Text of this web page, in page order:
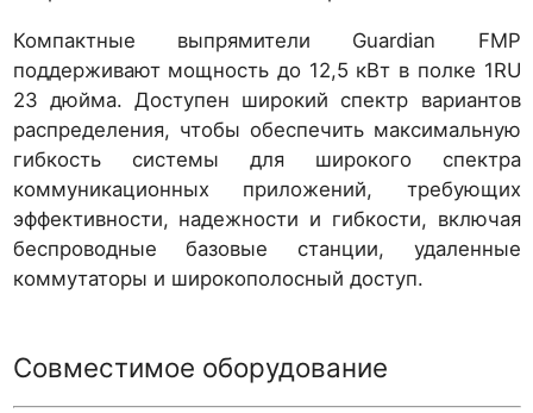
Компактные выпрямители Guardian FMP
поддерживают мощность до 12,5 кВт в полке 1RU
23 дюйма. Доступен широкий спектр вариантов
распределения, чтобы обеспечить максимальную
гибкость системы для широкого спектра
коммуникационных приложений, требующих
эффективности, надежности и гибкости, включая
беспроводные базовые станции, удаленные
коммутаторы и широкополосный доступ.
Совместимое оборудование